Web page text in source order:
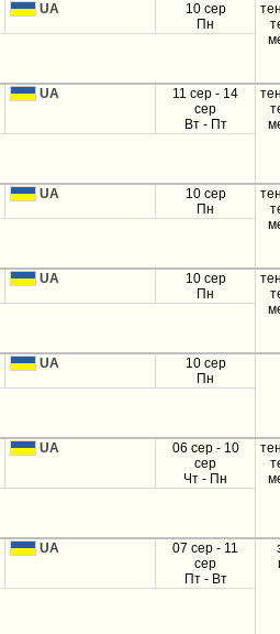
UA
10 сер
Пн
UA
11 сер - 14
сер
Вт - Пт
UA
10 сер
Пн
UA
10 сер
Пн
UA
10 сер
Пн
UA
06 сер - 10
сер
Чт - Пн
UA
07 сер - 11
сер
Пт - Вт